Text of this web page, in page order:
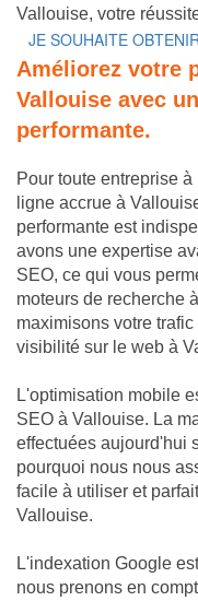
Vallouise, votre
JE SOUHAITE
Améliorez votre
Vallouise avec
performante.
Pour toute entreprise
ligne accrue à
performante est
avons une expertise
SEO, ce qui vous
moteurs de recherche
maximisons votre
visibilité sur le web à
L'optimisation mobile
SEO à Vallouise. La
effectuées aujourd'hui
pourquoi nous nous
facile à utiliser et
Vallouise.
L'indexation Google
nous prenons en